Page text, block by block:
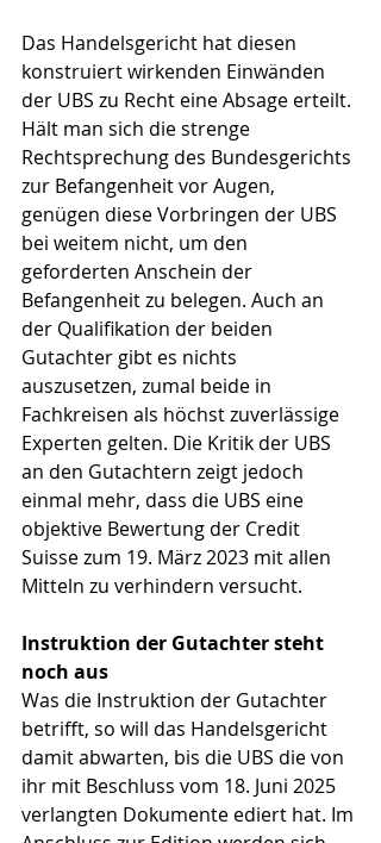
Das Handelsgericht hat diesen
konstruiert wirkenden Einwänden
der UBS zu Recht eine Absage erteilt.
Hält man sich die strenge
Rechtsprechung des Bundesgerichts
zur Befangenheit vor Augen,
genügen diese Vorbringen der UBS
bei weitem nicht, um den
geforderten Anschein der
Befangenheit zu belegen. Auch an
der Qualifikation der beiden
Gutachter gibt es nichts
auszusetzen, zumal beide in
Fachkreisen als höchst zuverlässige
Experten gelten. Die Kritik der UBS
an den Gutachtern zeigt jedoch
einmal mehr, dass die UBS eine
objektive Bewertung der Credit
Suisse zum 19. März 2023 mit allen
Mitteln zu verhindern versucht.
Instruktion der Gutachter steht
noch aus
Was die Instruktion der Gutachter
betrifft, so will das Handelsgericht
damit abwarten, bis die UBS die von
ihr mit Beschluss vom 18. Juni 2025
verlangten Dokumente ediert hat. Im